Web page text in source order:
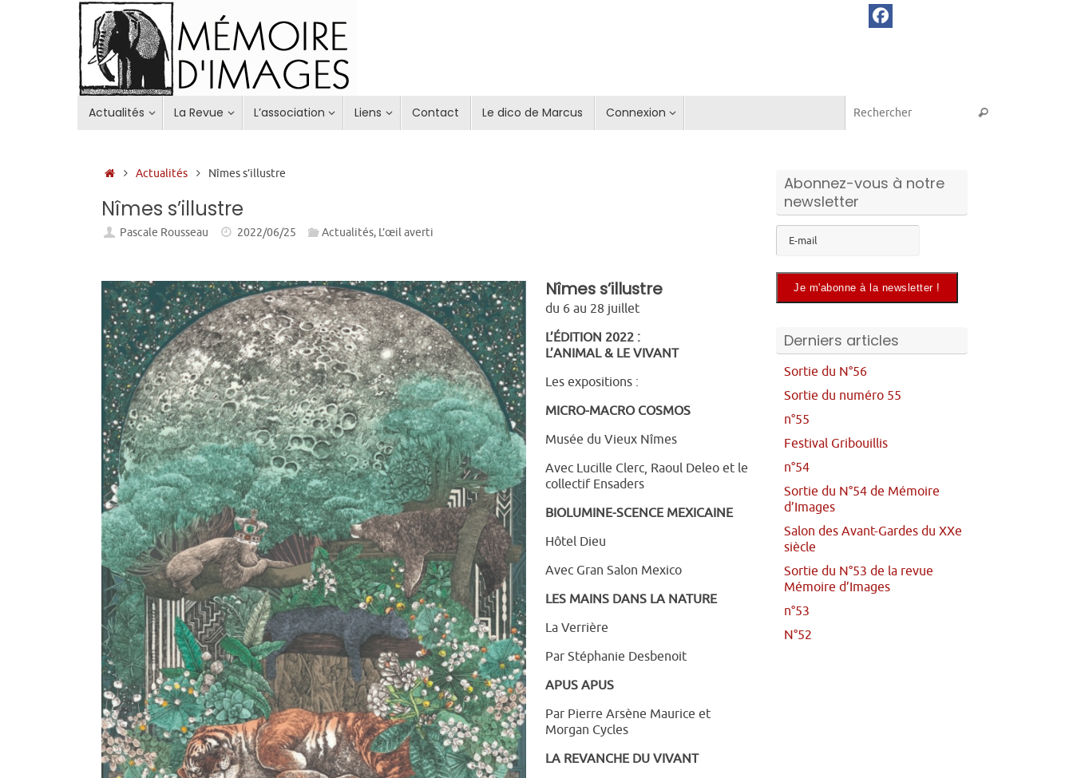
Actualités La Revue L’association Liens Contact Le dico de Marcus Connexion Rechercher
Accueil
Actualités Nîmes s’illustre
Nîmes s’illustre
Pascale Rousseau 2022/06/25 Actualités, L’œil averti
Nîmes s’illustre
du 6 au 28 juillet
L’ÉDITION 2022 :
L’ANIMAL & LE VIVANT
Les expositions :
MICRO-MACRO COSMOS
Musée du Vieux Nîmes
Avec Lucille Clerc, Raoul Deleo et le
collectif Ensaders
BIOLUMINE-SCENCE MEXICAINE
Hôtel Dieu
Avec Gran Salon Mexico
LES MAINS DANS LA NATURE
La Verrière
Par Stéphanie Desbenoit
APUS APUS
Par Pierre Arsène Maurice et
Morgan Cycles
LA REVANCHE DU VIVANT
Abonnez-vous à notre
newsletter
Derniers articles
Sortie du N°56
Sortie du numéro 55
n°55
Festival Gribouillis
n°54
Sortie du N°54 de Mémoire
d’Images
Salon des Avant-Gardes du XXe
siècle
Sortie du N°53 de la revue
Mémoire d’Images
n°53
N°52